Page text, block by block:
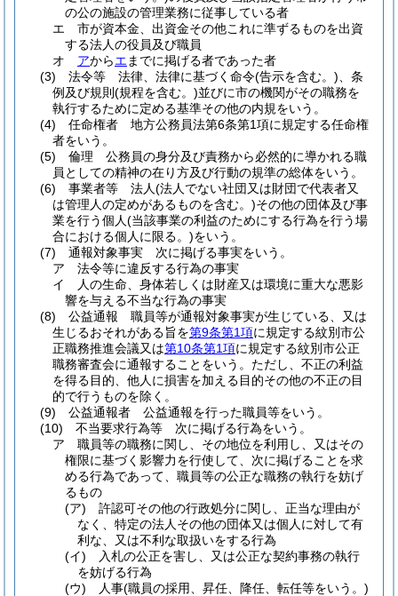
の公の施設の管理業務に従事している者
エ
市が資本金、出資金その他これに準ずるものを出資
する法人の役員及び職員
オ
アからエ までに掲げる者であった者
(3)
法令等 法律、法律に基づく命令(告示を含む。) 、条
例及び規則 (規程を含む。)並びに市の機関がその職務を
執行するために定める基準その他の内規をいう。
(4)
任命権者 地方公務員法第6条第1項に規定する任命権
者をいう。
(5)
倫理 公務員の身分及び責務から必然的に導かれる職
員としての精神の在り方及び行動の規準の総体をいう。
(6)
事業者等 法人(法人でない社団又は財団で代表者又
は管理人の定めがあるものを含む。)その他の団体及び事
業を行う個人(当該事業の利益のためにする行為を行う場
合における個人に限る。)をいう。
(7)
通報対象事実 次に掲げる事実をいう。
ア
法令等に違反する行為の事実
イ
人の生命、身体若しくは財産又は環境に重大な悪影
響を与える不当な行為の事実
(8)
公益通報 職員等が通報対象事実が生じている、又は
生じるおそれがある旨を第9条第1項に規定する紋別市公
正職務推進会議又は第10条第1項に規定する紋別市公正
職務審査会に通報することをいう。 ただし、不正の利益
を得る目的、他人に損害を加える目的その他の不正の目
的で行うものを除く。
(9)
公益通報者 公益通報を行った職員等をいう。
(10)
不当要求行為等 次に掲げる行為をいう。
ア
職員等の職務に関し、その地位を利用し、又はその
権限に基づく影響力を行使して、次に掲げることを求
める行為であって、職員等の公正な職務の執行を妨げ
るもの
(ア)
許認可その他の行政処分に関し、正当な理由が
なく、特定の法人その他の団体又は個人に対して有
利な、又は不利な取扱いをする行為
(イ)
入札の公正を害し、又は公正な契約事務の執行
を妨げる行為
(ウ)
人事(職員の採用、昇任、降任、転任等をいう。)